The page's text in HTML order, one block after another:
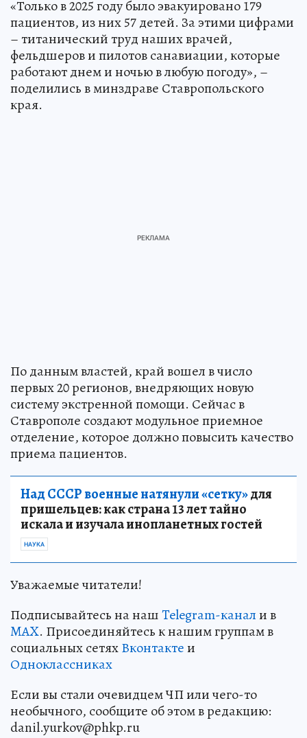
«Только в 2025 году было эвакуировано 179
пациентов, из них 57 детей. За этими цифрами
– титанический труд наших врачей,
фельдшеров и пилотов санавиации, которые
работают днем и ночью в любую погоду», –
поделились в минздраве Ставропольского
края.
По данным властей, край вошел в число
первых 20 регионов, внедряющих новую
систему экстренной помощи. Сейчас в
Ставрополе создают модульное приемное
отделение, которое должно повысить качество
приема пациентов.
Над СССР военные натянули «сетку»для
пришельцев: как страна 13 лет тайно
искала и изучала инопланетных гостей
НАУКА
Уважаемые читатели!
Подписывайтесь на нашTelegram-канали в
MAX. Присоединяйтесь к нашим группам в
социальных сетяхВконтактеи
Одноклассниках
Если вы стали очевидцем ЧП или чего-то
необычного, сообщите об этом в редакцию:
danil.yurkov@phkp.ru